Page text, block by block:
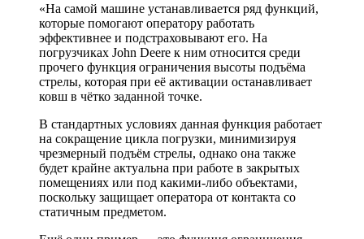
«На самой машине устанавливается ряд функций,
которые помогают оператору работать
эффективнее и подстраховывают его. На
погрузчиках John Deere к ним относится среди
прочего функция ограничения высоты подъёма
стрелы, которая при её активации останавливает
ковш в чётко заданной точке.
В стандартных условиях данная функция работает
на сокращение цикла погрузки, минимизируя
чрезмерный подъём стрелы, однако она также
будет крайне актуальна при работе в закрытых
помещениях или под какими-либо объектами,
поскольку защищает оператора от контакта со
статичным предметом.